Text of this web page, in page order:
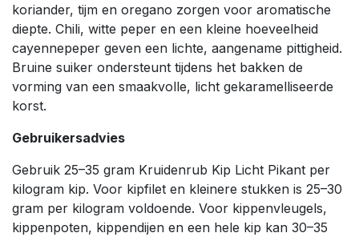
koriander, tijm en oregano zorgen voor aromatische
diepte. Chili, witte peper en een kleine hoeveelheid
cayennepeper geven een lichte, aangename pittigheid.
Bruine suiker ondersteunt tijdens het bakken de
vorming van een smaakvolle, licht gekaramelliseerde
korst.
Gebruikersadvies
Gebruik 25–35 gram Kruidenrub Kip Licht Pikant per
kilogram kip. Voor kipfilet en kleinere stukken is 25–30
gram per kilogram voldoende. Voor kippenvleugels,
kippenpoten, kippendijen en een hele kip kan 30–35